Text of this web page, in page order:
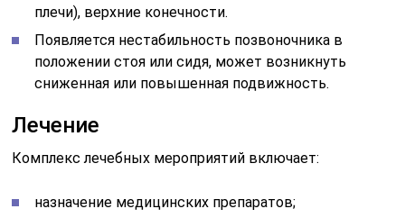
плечи), верхние конечности.
Появляется нестабильность позвоночника в
положении стоя или сидя, может возникнуть
сниженная или повышенная подвижность.
Лечение
Комплекс лечебных мероприятий включает:
назначение медицинских препаратов;